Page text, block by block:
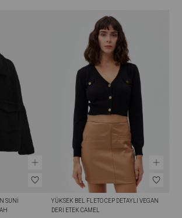
SUNI
YÜKSEK BEL FLETO CEP DETAYLI VEGAN
DERI ETEK CAMEL